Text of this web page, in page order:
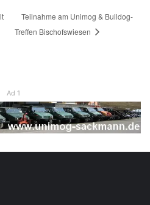
Teilnahme am Unimog & Bulldog-
Treffen Bischofswiesen
Ad 1